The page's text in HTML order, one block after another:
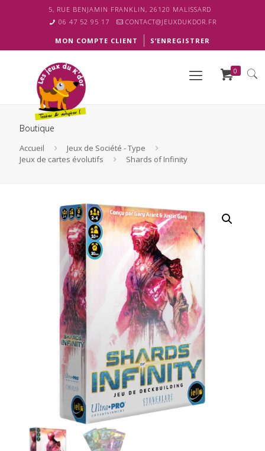
5, RUE BENJAMIN FRANKLIN, 26120 MALISSARD
06 47 52 95 17
CONTACT@JEUXDUKDOR.FR
MON COMPTE CLIENT S’ENREGISTRER
0
Boutique
Accueil
Jeux de Société - Type
Jeux de cartes évolutifs
Shards of Infinity